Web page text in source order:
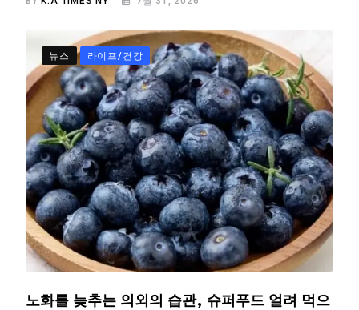
뉴스 라이프/건강
노화를 늦추는 의외의 습관, 슈퍼푸드 얼려 먹으